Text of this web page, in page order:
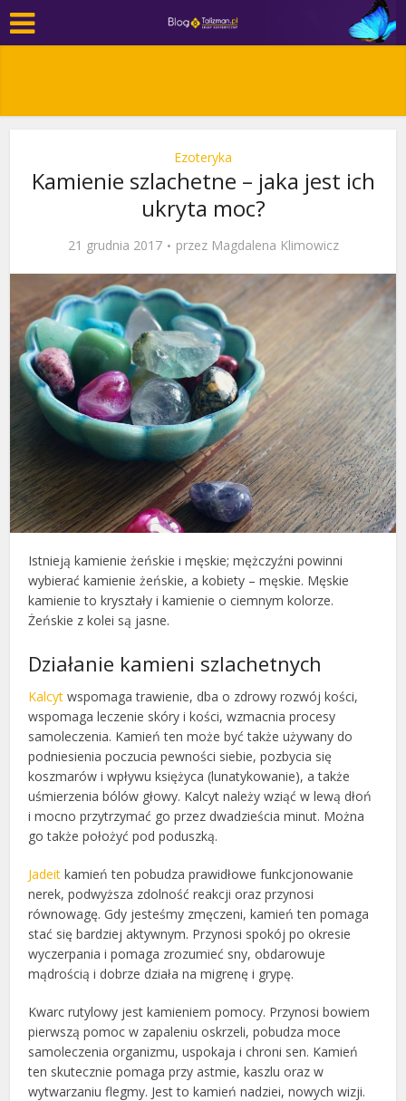
Ezoteryka
Kamienie szlachetne – jaka jest ich
ukryta moc?
21 grudnia 2017 przez Magdalena Klimowicz
Istnieją kamienie żeńskie i męskie; mężczyźni powinni
wybierać kamienie żeńskie, a kobiety – męskie. Męskie
kamienie to kryształy i kamienie o ciemnym kolorze.
Żeńskie z kolei są jasne.
Działanie kamieni szlachetnych
Kalcyt wspomaga trawienie, dba o zdrowy rozwój kości,
wspomaga leczenie skóry i kości, wzmacnia procesy
samoleczenia. Kamień ten może być także używany do
podniesienia poczucia pewności siebie, pozbycia się
koszmarów i wpływu księżyca (lunatykowanie), a także
uśmierzenia bólów głowy. Kalcyt należy wziąć w lewą dłoń
i mocno przytrzymać go przez dwadzieścia minut. Można
go także położyć pod poduszką.
Jadeit kamień ten pobudza prawidłowe funkcjonowanie
nerek, podwyższa zdolność reakcji oraz przynosi
równowagę. Gdy jesteśmy zmęczeni, kamień ten pomaga
stać się bardziej aktywnym. Przynosi spokój po okresie
wyczerpania i pomaga zrozumieć sny, obdarowuje
mądrością i dobrze działa na migrenę i grypę.
Kwarc rutylowy jest kamieniem pomocy. Przynosi bowiem
pierwszą pomoc w zapaleniu oskrzeli, pobudza moce
samoleczenia organizmu, uspokaja i chroni sen. Kamień
ten skutecznie pomaga przy astmie, kaszlu oraz w
wytwarzaniu flegmy. Jest to kamień nadziei, nowych wizji.